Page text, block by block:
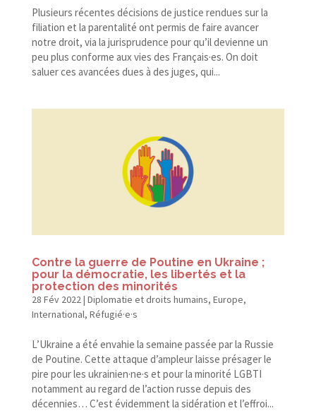
Plusieurs récentes décisions de justice rendues sur la
filiation et la parentalité ont permis de faire avancer
notre droit, via la jurisprudence pour qu’il devienne un
peu plus conforme aux vies des Français·es. On doit
saluer ces avancées dues à des juges, qui...
Contre la guerre de Poutine en Ukraine ;
pour la démocratie, les libertés et la
protection des minorités
28 Fév 2022| Diplomatie et droits humains, Europe,
International, Réfugié·e·s
L’Ukraine a été envahie la semaine passée par la Russie
de Poutine. Cette attaque d’ampleur laisse présager le
pire pour les ukrainien·ne·s et pour la minorité LGBTI
notamment au regard de l’action russe depuis des
décennies… C’est évidemment la sidération et l’effroi...